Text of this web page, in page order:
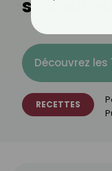
Découvrez les
RECETTES